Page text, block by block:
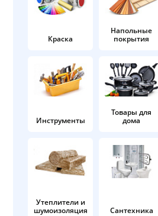
Краска
Напольные
покрытия
Инструменты
Товары для
дома
Утеплители и
шумоизоляция
Сантехника